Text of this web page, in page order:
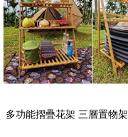
多功能摺疊花架 三層置物架